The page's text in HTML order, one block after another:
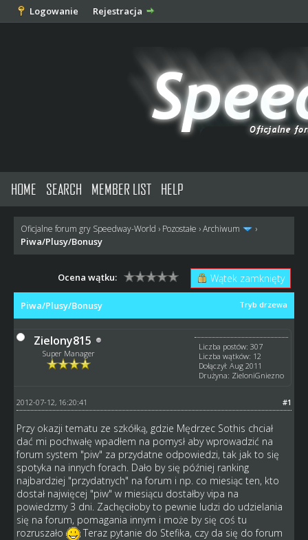
Logowanie Rejestracja
HOME SEARCH MEMBER LIST HELP
Oficjalne forum gry Speedway-World › Pozostałe ›Archiwum ›
Piwa/Plusy/Bonusy
Wątek zamknięty
Ocena wątku:
Tryb drzewa
Piwa/Plusy/Bonusy
Zielony815
Super Manager
Liczba postów: 307
Liczba wątków: 12
Dołączył: Aug 2011
Drużyna: ZieloniGniezno
#1
2012-07-12, 16:20:41
Przy okazji tematu ze szkółką, gdzie Mędrzec Sothis chciał
dać mi pochwałę wpadłem na pomysł aby wprowadzić na
forum system "piw" za przydatne odpowiedzi, tak jak to się
spotyka na innych forach. Dało by się później ranking
najbardziej "przydatnych" na forum i np. co miesiąc ten, kto
dostał najwięcej "piw" w miesiącu dostałby vipa na
powiedzmy 3 dni. Zachęciłoby to pewnie ludzi do udzielania
się na forum, pomagania innym i może by się coś tu
rozruszało
Teraz pytanie do Stefika, czy da się do forum